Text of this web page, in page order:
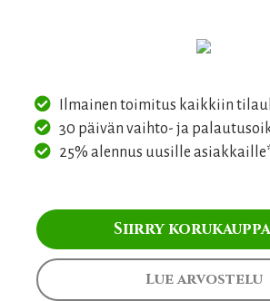
Ilmainen toimitus kaikkiin
30 päivän vaihto- ja
25% alennus uusille
Siirry
Lue arvostelu